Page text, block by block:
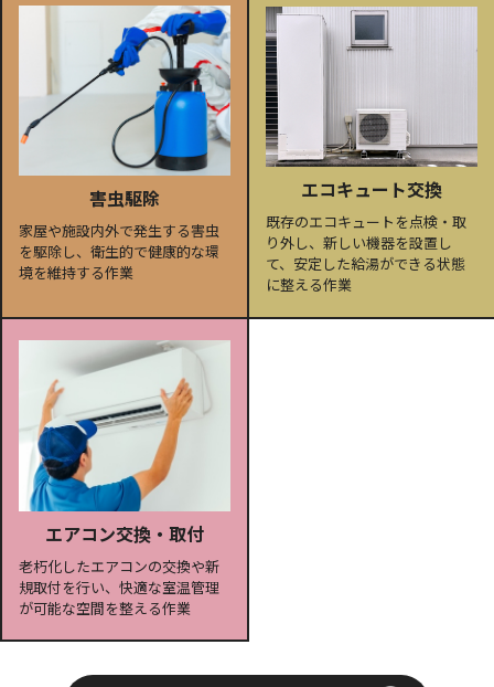
害虫駆除
家屋や施設内外で発生する害虫
を駆除し、衛生的で健康的な環
境を維持する作業
エコキュート交換
既存のエコキュートを点検・取
り外し、新しい機器を設置し
て、安定した給湯ができる状態
に整える作業
エアコン交換・取付
老朽化したエアコンの交換や新
規取付を行い、快適な室温管理
が可能な空間を整える作業